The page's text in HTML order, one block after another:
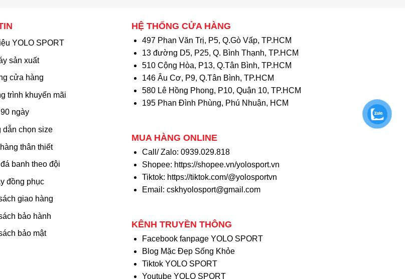
YOLO SPORT
sản xuất
cửa hàng
trình khuyến mãi
ngày
dẫn chọn size
thân thiết
banh theo đội
đồng phục
giao hàng
bảo hành
bảo mật
HỆ THỐNG CỬA HÀNG
497 Phan Văn Trị, P5, Q.Gò Vấp, TP.HCM
13 đường D5, P25, Q. Bình Thạnh, TP.HCM
510 Cộng Hòa, P13, Q.Tân Bình, TP.HCM
146 Âu Cơ, P9, Q.Tân Bình, TP.HCM
580 Lê Hồng Phong, P10, Quận 10, TP.HCM
195 Phan Đình Phùng, Phú Nhuận, HCM
MUA HÀNG ONLINE
Call/ Zalo: 0939.029.818
Shopee: https://shopee.vn/yolosport.vn
Tiktok: https://tiktok.com/@yolosportvn
Email: cskhyolosport@gmail.com
KÊNH TRUYỀN THÔNG
Facebook fanpage YOLO SPORT
Blog Mặc Đẹp Sống Khỏe
Tiktok YOLO SPORT
Youtube YOLO SPORT